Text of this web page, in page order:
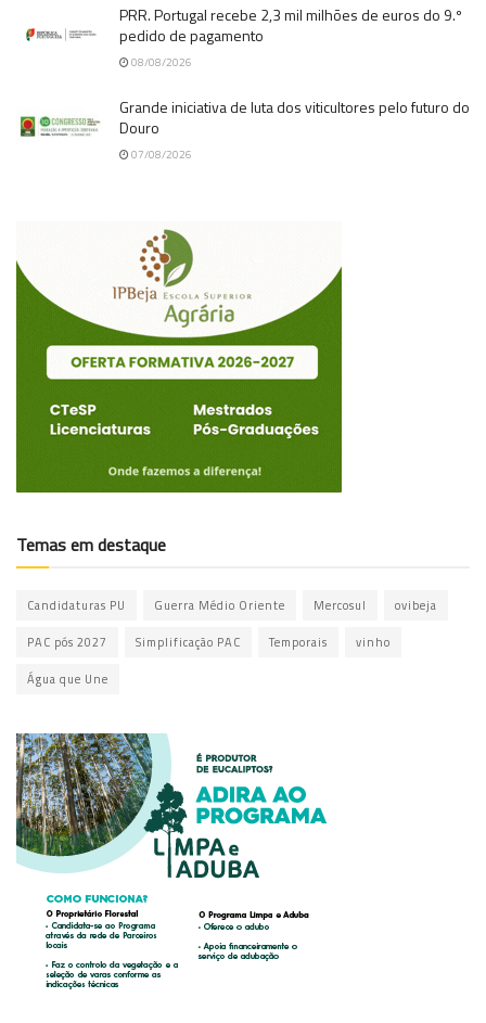
PRR. Portugal recebe 2,3 mil milhões de euros do 9.º
pedido de pagamento
08/08/2026
Grande iniciativa de luta dos viticultores pelo futuro do
Douro
07/08/2026
Temas em destaque
Candidaturas PU Guerra Médio Oriente Mercosul ovibeja
PAC pós 2027 Simplificação PAC Temporais vinho
Água que Une